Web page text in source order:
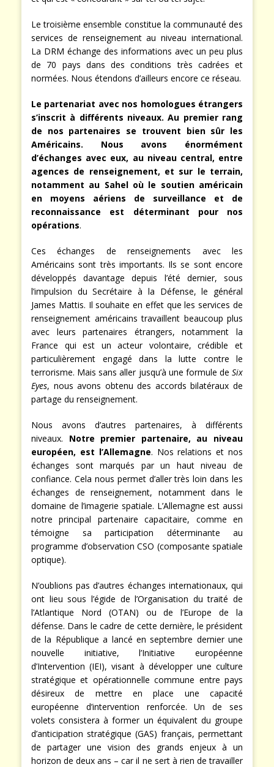
Le troisième ensemble constitue la communauté des
services de renseignement au niveau international.
La DRM échange des informations avec un peu plus
de 70 pays dans des conditions très cadrées et
normées. Nous étendons d’ailleurs encore ce réseau.
Le partenariat avec nos homologues étrangers
s’inscrit à différents niveaux. Au premier rang
de nos partenaires se trouvent bien sûr les
Américains. Nous avons énormément
d’échanges avec eux, au niveau central, entre
agences de renseignement, et sur le terrain,
notamment au Sahel où le soutien américain
en moyens aériens de surveillance et de
reconnaissance est déterminant pour nos
opérations.
Ces échanges de renseignements avec les
Américains sont très importants. Ils se sont encore
développés davantage depuis l’été dernier, sous
l’impulsion du Secrétaire à la Défense, le général
James Mattis. Il souhaite en effet que les services de
renseignement américains travaillent beaucoup plus
avec leurs partenaires étrangers, notamment la
France qui est un acteur volontaire, crédible et
particulièrement engagé dans la lutte contre le
terrorisme. Mais sans aller jusqu’à une formule de Six
Eyes, nous avons obtenu des accords bilatéraux de
partage du renseignement.
Nous avons d’autres partenaires, à différents
niveaux. Notre premier partenaire, au niveau
européen, est l’Allemagne. Nos relations et nos
échanges sont marqués par un haut niveau de
confiance. Cela nous permet d’aller très loin dans les
échanges de renseignement, notamment dans le
domaine de l’imagerie spatiale. L’Allemagne est aussi
notre principal partenaire capacitaire, comme en
témoigne sa participation déterminante au
programme d’observation CSO (composante spatiale
optique).
N’oublions pas d’autres échanges internationaux, qui
ont lieu sous l’égide de l’Organisation du traité de
l’Atlantique Nord (OTAN) ou de l’Europe de la
défense. Dans le cadre de cette dernière, le président
de la République a lancé en septembre dernier une
nouvelle initiative, l’Initiative européenne
d’Intervention (IEI), visant à développer une culture
stratégique et opérationnelle commune entre pays
désireux de mettre en place une capacité
européenne d’intervention renforcée. Un de ses
volets consistera à former un équivalent du groupe
d’anticipation stratégique (GAS) français, permettant
de partager une vision des grands enjeux à un
horizon de deux ans – car il ne sert à rien de travailler